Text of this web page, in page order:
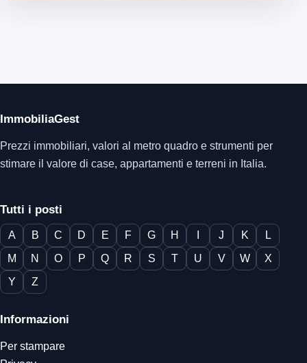
ImmobiliaGest
Prezzi immobiliari, valori al metro quadro e strumenti per
stimare il valore di case, appartamenti e terreni in Italia.
Tutti i posti
A B C D E F G H J K
L
M
N O P Q R S T U V W
X
Y
Z
Informazioni
Per stampare